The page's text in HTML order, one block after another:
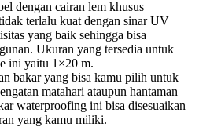
dengan cairan lem khusus
terlalu kuat dengan sinar UV
yang baik sehingga bisa
Ukuran yang tersedia untuk
ini yaitu 1×20 m.
bakar yang bisa kamu pilih untuk
matahari ataupun hantaman
waterproofing ini bisa disesuaikan
yang kamu miliki.